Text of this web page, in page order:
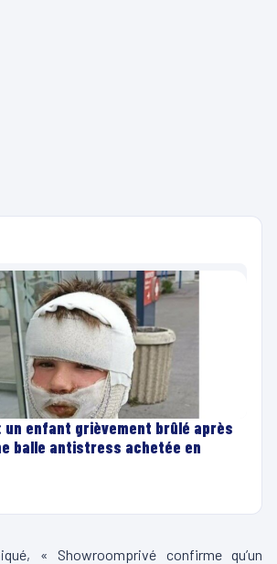
un enfant grièvement brûlé après
balle antistress achetée en
« Showroomprivé confirme qu’un